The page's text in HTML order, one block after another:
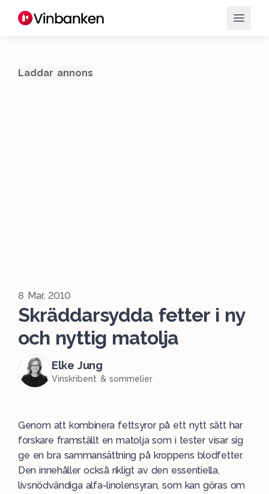
Laddar annons
8 Mar, 2010
Skräddarsydda fetter i ny
och nyttig matolja
Elke Jung
Vinskribent & sommelier
Genom att kombinera fettsyror på ett nytt sätt har
forskare framställt en matolja som i tester visar sig
ge en bra sammansättning på kroppens blodfetter.
Den innehåller också rikligt av den essentiella,
livsnödvändiga alfa-linolensyran, som kan göras om